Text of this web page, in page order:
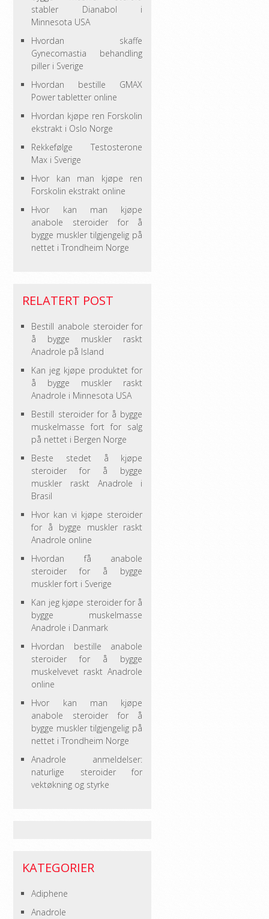
stabler Dianabol i
Minnesota USA
Hvordan skaffe
Gynecomastia behandling
piller i Sverige
Hvordan bestille GMAX
Power tabletter online
Hvordan kjøpe ren Forskolin
ekstrakt i Oslo Norge
Rekkefølge Testosterone
Max i Sverige
Hvor kan man kjøpe ren
Forskolin ekstrakt online
Hvor kan man kjøpe
anabole steroider for å
bygge muskler tilgjengelig på
nettet i Trondheim Norge
RELATERT POST
Bestill anabole steroider for
å bygge muskler raskt
Anadrole på Island
Kan jeg kjøpe produktet for
å bygge muskler raskt
Anadrole i Minnesota USA
Bestill steroider for å bygge
muskelmasse fort for salg
på nettet i Bergen Norge
Beste stedet å kjøpe
steroider for å bygge
muskler raskt Anadrole i
Brasil
Hvor kan vi kjøpe steroider
for å bygge muskler raskt
Anadrole online
Hvordan få anabole
steroider for å bygge
muskler fort i Sverige
Kan jeg kjøpe steroider for å
bygge muskelmasse
Anadrole i Danmark
Hvordan bestille anabole
steroider for å bygge
muskelvevet raskt Anadrole
online
Hvor kan man kjøpe
anabole steroider for å
bygge muskler tilgjengelig på
nettet i Trondheim Norge
Anadrole anmeldelser:
naturlige steroider for
vektøkning og styrke
KATEGORIER
Adiphene
Anadrole